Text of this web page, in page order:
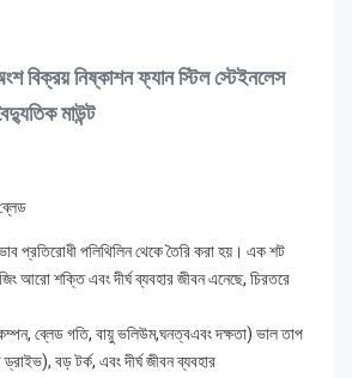
বিক্রয় নিষ্কাশন ফ্যান স্টিল স্টেইনলেস
মাউন্ট
প্রতিরোধী পলিথিলিন থেকে তৈরি করা হয়। এক শট
আরো শক্তি এবং দীর্ঘ ব্যবহার জীবন এনেছে, চিরতরে
ব্লেড গতি, বায়ু ভলিউম,ঘনত্বএবং দক্ষতা) ভাল তাপ
ড্রাইভ), বড় টর্ক, এবং দীর্ঘ জীবন ব্যবহার